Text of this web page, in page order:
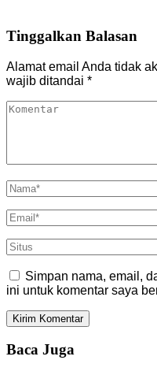
Tinggalkan Balasan
Alamat email Anda tidak
wajib ditandai *
Simpan nama, email,
ini untuk komentar saya
Baca Juga